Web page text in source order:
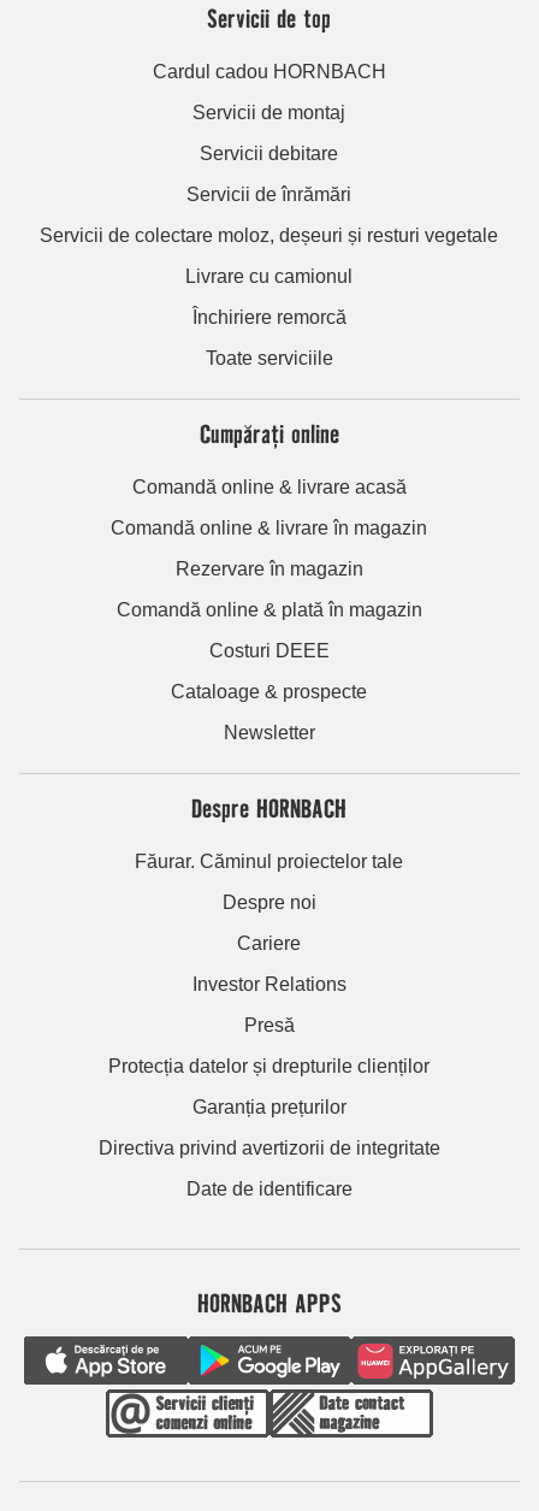
Servicii de top
Cardul cadou HORNBACH
Servicii de montaj
Servicii debitare
Servicii de înrămări
Servicii de colectare moloz, deșeuri și resturi vegetale
Livrare cu camionul
Închiriere remorcă
Toate serviciile
Cumpărați online
Comandă online & livrare acasă
Comandă online & livrare în magazin
Rezervare în magazin
Comandă online & plată în magazin
Costuri DEEE
Cataloage & prospecte
Newsletter
Despre HORNBACH
Făurar. Căminul proiectelor tale
Despre noi
Cariere
Investor Relations
Presă
Protecția datelor și drepturile clienților
Garanția prețurilor
Directiva privind avertizorii de integritate
Date de identificare
HORNBACH APPS